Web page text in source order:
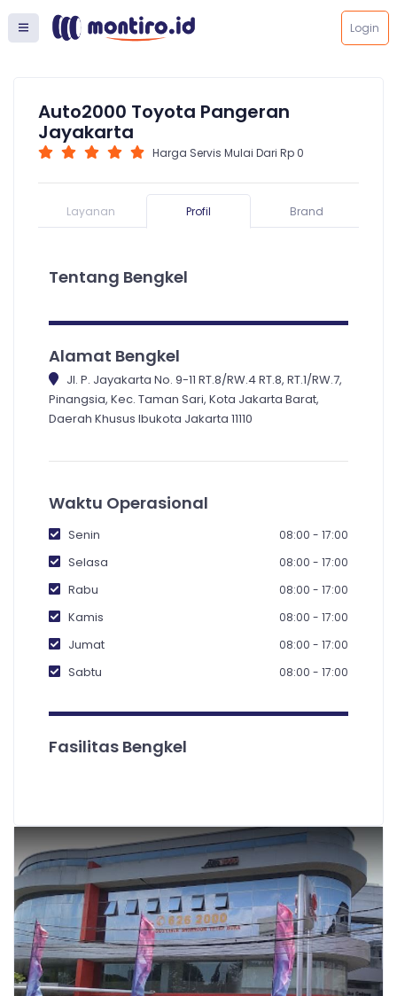
Login
Auto2000 Toyota Pangeran
Jayakarta
Harga Servis Mulai Dari Rp 0
Layanan Profil Brand
Tentang Bengkel
Alamat Bengkel
Jl. P. Jayakarta No. 9-11 RT.8/RW.4 RT.8, RT.1/RW.7,
Pinangsia, Kec. Taman Sari, Kota Jakarta Barat,
Daerah Khusus Ibukota Jakarta 11110
Waktu Operasional
Senin 08:00 - 17:00
Selasa 08:00 - 17:00
Rabu 08:00 - 17:00
Kamis 08:00 - 17:00
Jumat 08:00 - 17:00
Sabtu 08:00 - 17:00
Fasilitas Bengkel